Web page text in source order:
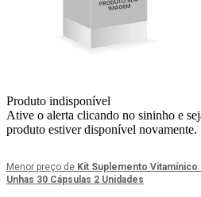
Produto indisponível
Ative o alerta clicando no sininho e
produto estiver disponível novamente.
Menor preço de Kit Suplemento Vitamínico
Unhas 30 Cápsulas 2 Unidades